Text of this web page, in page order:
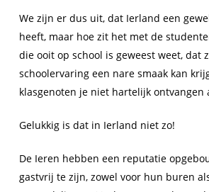
We zijn er dus uit, dat Ierland een
heeft, maar hoe zit het met de
die ooit op school is geweest weet, dat
schoolervaring een nare smaak kan
klasgenoten je niet hartelijk ontvangen
Gelukkig is dat in Ierland niet zo!
De Ieren hebben een reputatie
gastvrij te zijn, zowel voor hun buren